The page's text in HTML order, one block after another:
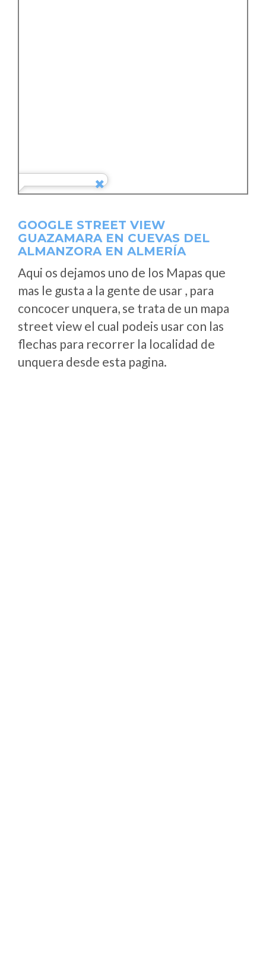
GOOGLE STREET VIEW
GUAZAMARA EN CUEVAS DEL
ALMANZORA EN ALMERÍA
Aqui os dejamos uno de los Mapas que
mas le gusta a la gente de usar , para
concocer unquera, se trata de un mapa
street view el cual podeis usar con las
flechas para recorrer la localidad de
unquera desde esta pagina.